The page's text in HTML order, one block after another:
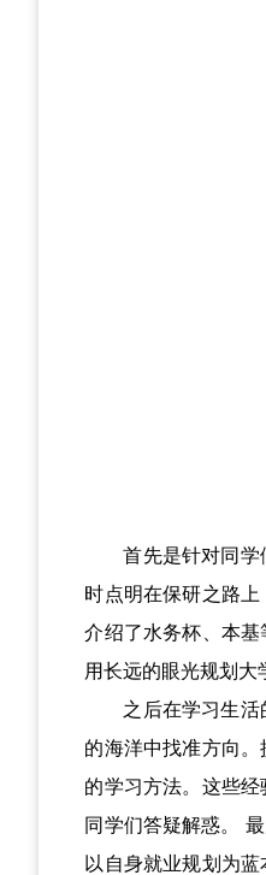
首先是针对同学
时点明在保研之路
介绍了水务杯、本
用长远的眼光规划大
之后在学习生
的海洋中找准方向
的学习方法。这些
同学们答疑解惑。
以自身就业规划为